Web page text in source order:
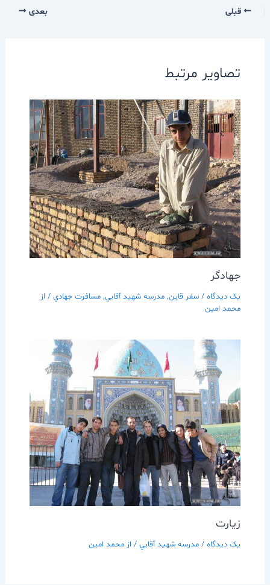
قبلی بعدی
تصاویر مرتبط
جهادگر
یک دیدگاه / سفر قاين, مدرسه شهيد آقايي, مسافرت جهادي/ از
محمد امین
زيارت
یک دیدگاه / مدرسه شهيد آقايي/ از محمد امین